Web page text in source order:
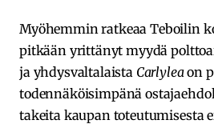
Myöhemmin ratkeaa Teboilin
pitkään yrittänyt myydä
ja yhdysvaltalaista Carlyleaon
todennäköisimpänä
takeita kaupan toteutumisesta